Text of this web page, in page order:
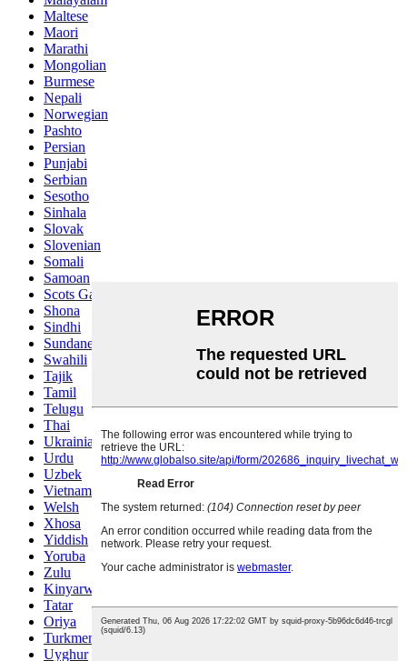
Maltese
Maori
Marathi
Mongolian
Burmese
Nepali
Norwegian
Pashto
Persian
Punjabi
Serbian
Sesotho
Sinhala
Slovak
Slovenian
Somali
Samoan
Scots Gaelic
Shona
Sindhi
Sundanese
Swahili
Tajik
Tamil
Telugu
Thai
Ukrainian
Urdu
Uzbek
Vietnamese
Welsh
Xhosa
Yiddish
Yoruba
Zulu
Kinyarwanda
Tatar
Oriya
Turkmen
Uyghur